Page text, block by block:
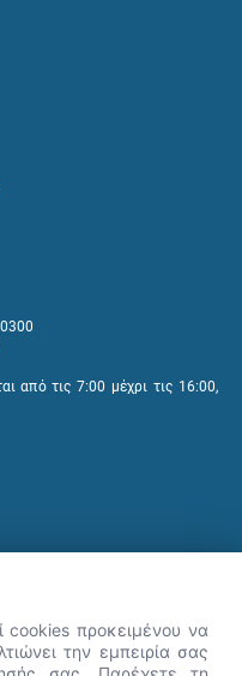
από τις 7:00 μέχρι τις 16:00,
cookies προκειμένου να
την εμπειρία σας